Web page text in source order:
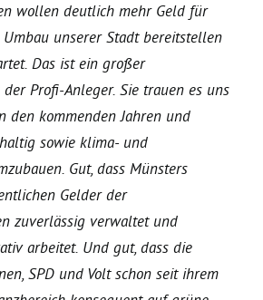
– 2030
wollen deutlich mehr Geld für
unserer Stadt bereitstellen
Das ist ein großer
der Profi-Anleger. Sie trauen es uns
den kommenden Jahren und
sowie klima- und
Gut, dass Münsters
Gelder der
zuverlässig verwaltet und
arbeitet. Und gut, dass die
SPD und Volt schon seit ihrem